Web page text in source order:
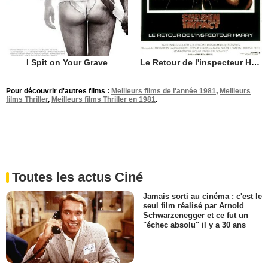
I Spit on Your Grave Le Retour de l'inspecteur Harry
Pour découvrir d'autres films : Meilleurs films de l'année 1981, Meilleurs
films Thriller, Meilleurs films Thriller en 1981.
Toutes les actus Ciné
Jamais sorti au cinéma : c'est le
seul film réalisé par Arnold
Schwarzenegger et ce fut un
"échec absolu" il y a 30 ans